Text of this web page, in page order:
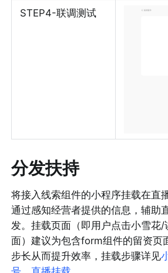
STEP4-联调测试
分发扶持
将接入线索组件的小程序挂载在直
通过感知经营者提供的信息，辅助
发。挂载页面（即用户点击小雪花/
面）建议为包含form组件的留资页
步长从而提升效率，挂载步骤详见